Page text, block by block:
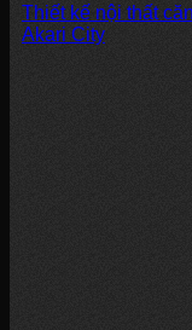
Thiết kế nội thất
Akari City